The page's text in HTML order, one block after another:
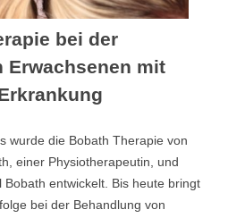
bei der
Erwachsenen mit
wurde die Bobath Therapie von
einer Physiotherapeutin, und
entwickelt. Bis heute bringt
bei der Behandlung von